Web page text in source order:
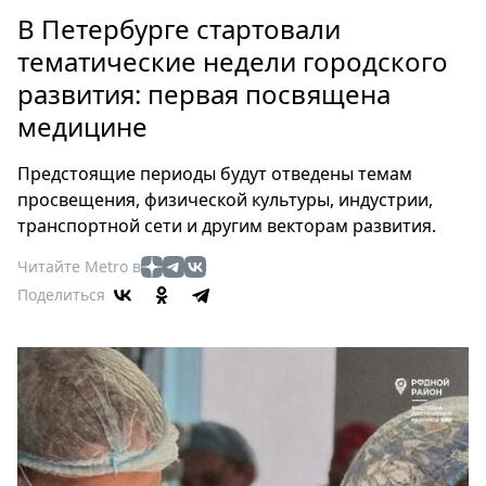
Россия
Мир
Здоровье
Еда
Мода
Театр
Афиша
Книги
Пресс-
релизы
О
Metro
В Петербурге стартовали
тематические недели городского
развития: первая посвящена
медицине
Предстоящие периоды будут отведены темам
просвещения, физической культуры, индустрии,
транспортной сети и другим векторам развития.
Читайте Metro в
Поделиться